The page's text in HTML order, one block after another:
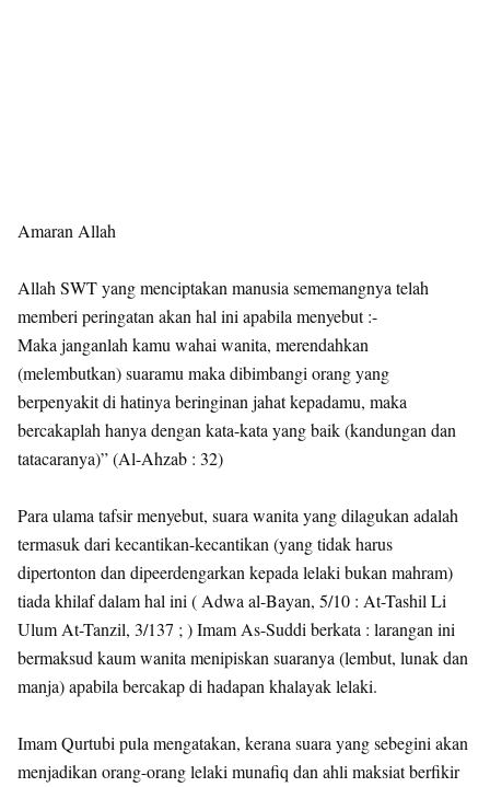
Amaran Allah
Allah SWT yang menciptakan manusia sememangnya telah
memberi peringatan akan hal ini apabila menyebut :-
Maka janganlah kamu wahai wanita, merendahkan
(melembutkan) suaramu maka dibimbangi orang yang
berpenyakit di hatinya beringinan jahat kepadamu, maka
bercakaplah hanya dengan kata-kata yang baik (kandungan dan
tatacaranya)” (Al-Ahzab : 32)
Para ulama tafsir menyebut, suara wanita yang dilagukan adalah
termasuk dari kecantikan-kecantikan (yang tidak harus
dipertonton dan dipeerdengarkan kepada lelaki bukan mahram)
tiada khilaf dalam hal ini ( Adwa al-Bayan, 5/10 : At-Tashil Li
Ulum At-Tanzil, 3/137 ; ) Imam As-Suddi berkata : larangan ini
bermaksud kaum wanita menipiskan suaranya (lembut, lunak dan
manja) apabila bercakap di hadapan khalayak lelaki.
Imam Qurtubi pula mengatakan, kerana suara yang sebegini akan
menjadikan orang-orang lelaki munafiq dan ahli maksiat berfikir